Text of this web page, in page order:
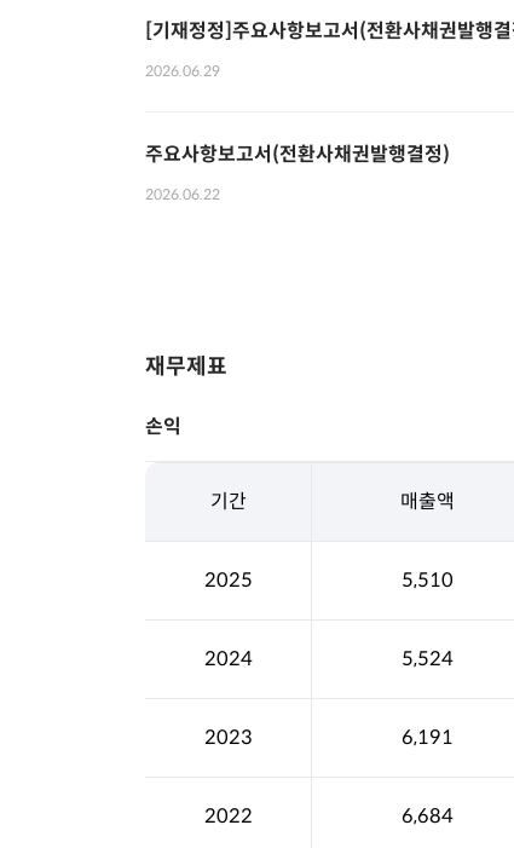
[기재정정]주요사항보고서(전환사채권발행
2026.06.29
주요사항보고서(전환사채권발행결정)
2026.06.22
재무제표
손익
기간 매출액
2025 5,510
2024 5,524
2023 6,191
2022 6,684